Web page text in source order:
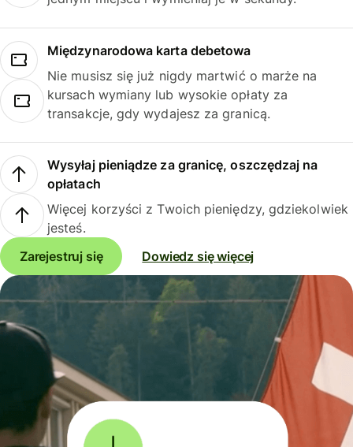
Międzynarodowa karta debetowa
Nie musisz się już nigdy martwić o marże na
kursach wymiany lub wysokie opłaty za
transakcje, gdy wydajesz za granicą.
Wysyłaj pieniądze za granicę, oszczędzaj na
opłatach
Więcej korzyści z Twoich pieniędzy, gdziekolwiek
jesteś.
Zarejestruj się
Dowiedz się więcej